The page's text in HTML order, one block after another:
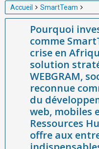
Accueil
SmartTeam
Pourquoi investir dans un
période de crise en Afrique
stratégique, développée par
et reconnue comme un
d’applications web, mobiles
Humaines en Afrique, offre
indispensables pour
humain avec précision et
performance durable.
Pourquoi
comme
crise en
solution
WEBGRAM,
reconnue
du
web, mobiles
Ressources
offre aux